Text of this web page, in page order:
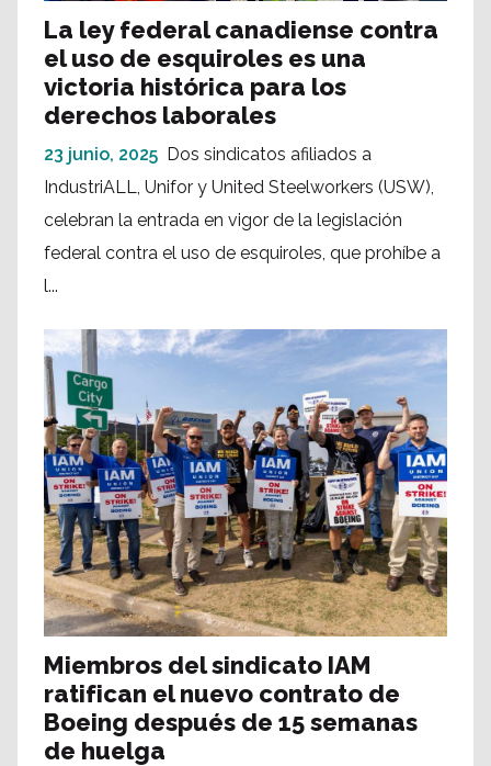
La ley federal canadiense contra
el uso de esquiroles es una
victoria histórica para los
derechos laborales
23 junio, 2025 Dos sindicatos afiliados a
IndustriALL, Unifor y United Steelworkers (USW),
celebran la entrada en vigor de la legislación
federal contra el uso de esquiroles, que prohíbe a
l...
Miembros del sindicato IAM
ratifican el nuevo contrato de
Boeing después de 15 semanas
de huelga